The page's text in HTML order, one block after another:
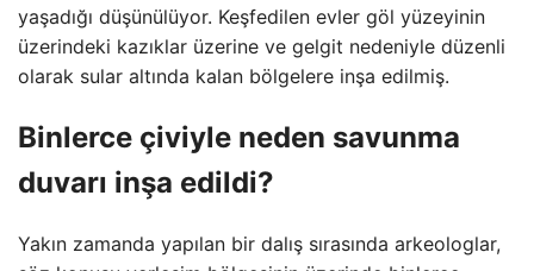
yaşadığı düşünülüyor. Keşfedilen evler göl yüzeyinin
üzerindeki kazıklar üzerine ve gelgit nedeniyle düzenli
olarak sular altında kalan bölgelere inşa edilmiş.
Binlerce çiviyle neden savunma
duvarı inşa edildi?
Yakın zamanda yapılan bir dalış sırasında arkeologlar,